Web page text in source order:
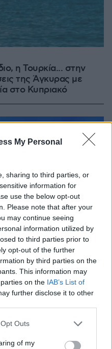
My Personal
sharing to third parties, or
information for
use the below opt-out
Please note that after your
may continue seeing
information utilized by
to third parties prior to
opt-out of the further
by third parties on the
This information may
on the IAB’s List of
further disclose it to other
uses one or more Google
You may click to
Outs
of my
η Τουρκία... στην
της Άγκυρας με
στο Κυπριακό